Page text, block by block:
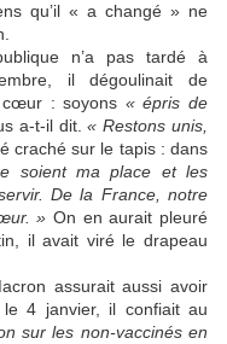
qu’il « a changé » ne
n’a pas tardé à
il dégoulinait de
cœur : soyons « épris de
a-t-il dit.« Restons unis,
craché sur le tapis : dans
soient ma place et les
De la France, notre
» On en aurait pleuré
il avait viré le drapeau
assurait aussi avoir
4 janvier, il confiait au
sur les non-vaccinés en